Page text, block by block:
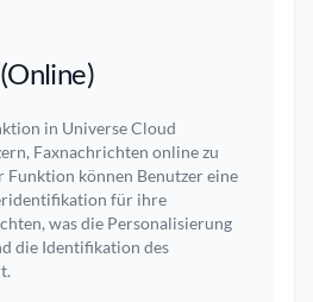
in Universe Cloud
Faxnachrichten online zu
Funktion können Benutzer eine
für ihre
was die Personalisierung
die Identifikation des